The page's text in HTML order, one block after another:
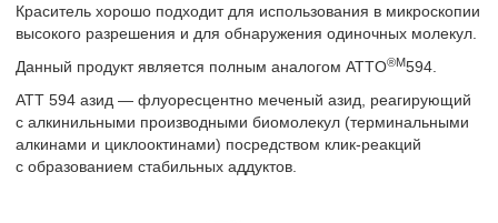
Краситель хорошо подходит для использования в микроскопии
высокого разрешения и для обнаружения одиночных молекул.
Данный продукт является полным аналогом ATTO®M594.
ATT 594 азид — флуоресцентно меченый азид, реагирующий
с алкинильными производными биомолекул (терминальными
алкинами и циклооктинами) посредством клик-реакций
с образованием стабильных аддуктов.